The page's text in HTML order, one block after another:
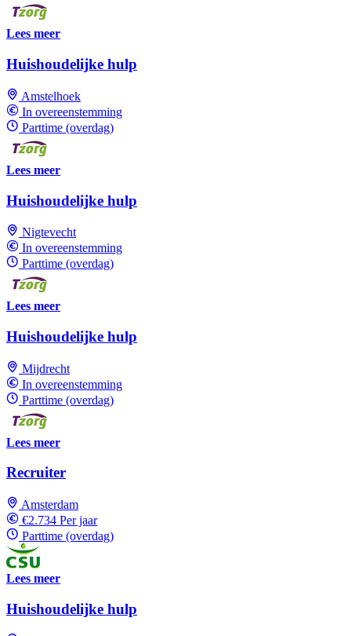
Lees meer
Huishoudelijke hulp
Amstelhoek
In overeenstemming
Parttime (overdag)
Lees meer
Huishoudelijke hulp
Nigtevecht
In overeenstemming
Parttime (overdag)
Lees meer
Huishoudelijke hulp
Mijdrecht
In overeenstemming
Parttime (overdag)
Lees meer
Recruiter
Amsterdam
€2.734 Per jaar
Parttime (overdag)
Lees meer
Huishoudelijke hulp